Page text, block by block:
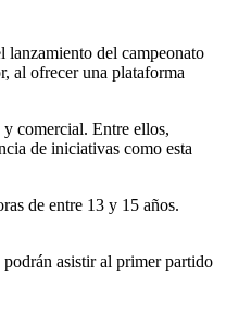
del campeonato
al ofrecer una plataforma
comercial. Entre ellos,
de iniciativas como esta
de entre 13 y 15 años.
podrán asistir al primer partido